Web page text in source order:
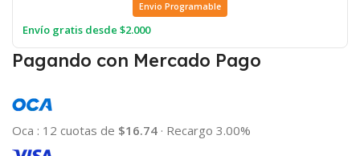
Envio Programable
Envío gratis desde $2.000
Pagando con Mercado Pago
Oca : 12 cuotas de $16.74 · Recargo 3.00%